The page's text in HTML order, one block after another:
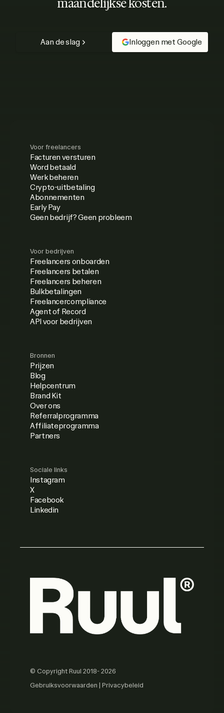
maandelijkse kosten.
Aan de slag Inloggen met Google
Voor freelancers
Facturen versturen
Word betaald
Werk beheren
Crypto-uitbetaling
Abonnementen
Early Pay
Geen bedrijf? Geen probleem
Voor bedrijven
Freelancers onboarden
Freelancers betalen
Freelancers beheren
Bulkbetalingen
Freelancercompliance
Agent of Record
API voor bedrijven
Bronnen
Prijzen
Blog
Helpcentrum
Brand Kit
Over ons
Referralprogramma
Affiliateprogramma
Partners
© Copyright Ruul 2018- 2026
Gebruiksvoorwaarden | Privacybeleid
Sociale links
Instagram
X
Facebook
Linkedin